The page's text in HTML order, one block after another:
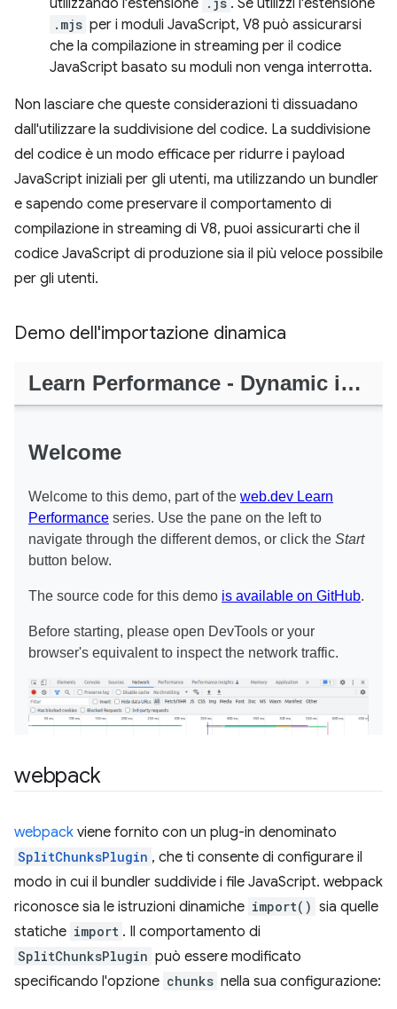
utilizzando l'estensione . Se utilizzi l'estensione
.mjs per i moduli JavaScript, V8 può assicurarsi
che la compilazione in streaming per il codice
JavaScript basato su moduli non venga interrotta.
Non lasciare che queste considerazioni ti dissuadano
dall'utilizzare la suddivisione del codice. La suddivisione
del codice è un modo efficace per ridurre i payload
JavaScript iniziali per gli utenti, ma utilizzando un bundler
e sapendo come preservare il comportamento di
compilazione in streaming di V8, puoi assicurarti che il
codice JavaScript di produzione sia il più veloce possibile
per gli utenti.
Demo dell'importazione dinamica
webpack
webpack viene fornito con un plug-in denominato
SplitChunksPlugin , che ti consente di configurare il
modo in cui il bundler suddivide i file JavaScript. webpack
riconosce sia le istruzioni dinamiche import() sia quelle
statiche import . Il comportamento di
SplitChunksPlugin può essere modificato
specificando l'opzione chunks nella sua configurazione: